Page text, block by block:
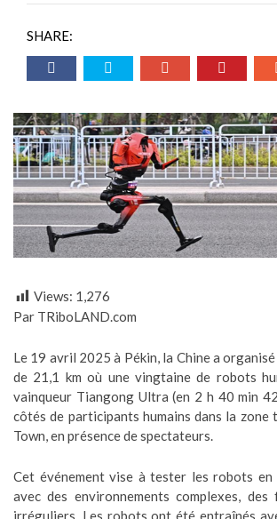
SHARE:
Views: 1,276
Par TRiboLAND.com
Le 19 avril 2025 à Pékin, la Chine a
de 21,1 km où une vingtaine de robots
vainqueur Tiangong Ultra (en 2 h 40 min
côtés de participants humains dans la zone
Town, en présence de spectateurs.
Cet événement vise à tester les robots en
avec des environnements complexes,
irréguliers. Les robots ont été entraînés